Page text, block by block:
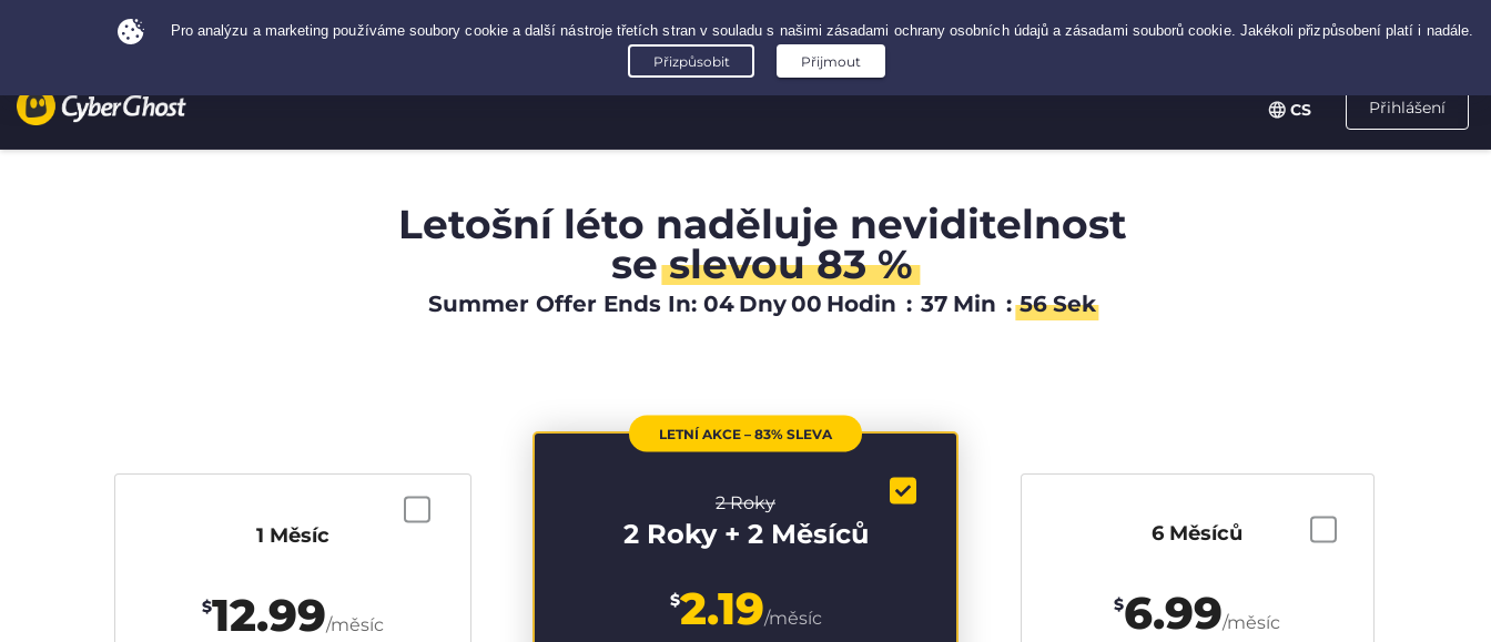
Přihlášení
CS
Letošní léto naděluje neviditelnost
seslevou 83 %
Summer Offer Ends In: 04 Dny00 Hodin : 37 Min : 56 Sek
LETNÍ AKCE – 83% SLEVA
2 Roky
2 Roky + 2 Měsíců
$2.19/měsíc
6 Měsíců
$6.99/měsíc
1 Měsíc
$12.99/měsíc